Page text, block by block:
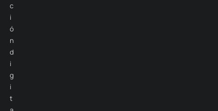
c
i
ó
n
d
i
g
i
t